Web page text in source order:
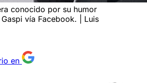
conocido por su humor
vía Facebook. | Luis
en